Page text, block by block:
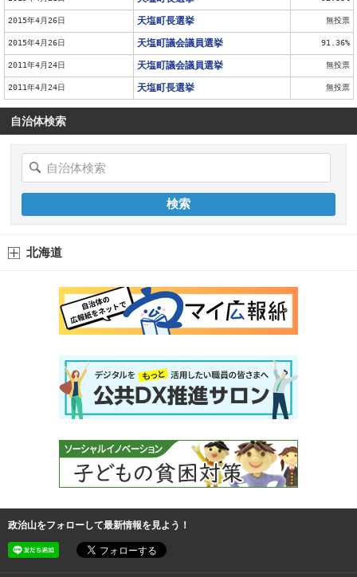
2015年4月26日 天塩町長選挙 無投票
2015年4月26日 天塩町議会議員選挙 91.36%
2011年4月24日 天塩町議会議員選挙 無投票
2011年4月24日 天塩町長選挙 無投票
自治体検索
北海道
政治山をフォローして最新情報を見よう！